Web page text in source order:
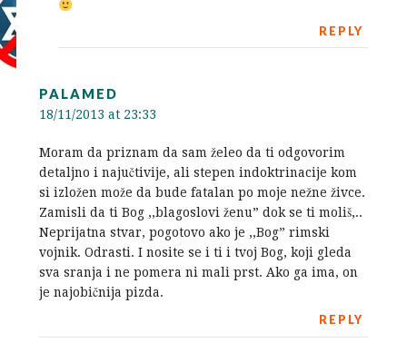
REPLY
PALAMED
18/11/2013 at 23:33
Moram da priznam da sam želeo da ti odgovorim
detaljno i najučtivije, ali stepen indoktrinacije kom
si izložen može da bude fatalan po moje nežne živce.
Zamisli da ti Bog ,,blagoslovi ženu” dok se ti moliš,..
Neprijatna stvar, pogotovo ako je ,,Bog” rimski
vojnik. Odrasti. I nosite se i ti i tvoj Bog, koji gleda
sva sranja i ne pomera ni mali prst. Ako ga ima, on
je najobičnija pizda.
REPLY